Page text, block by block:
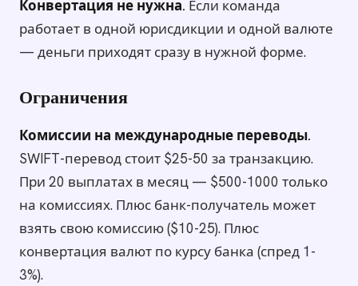
Конвертация не нужна. Если команда
работает в одной юрисдикции и одной валюте
— деньги приходят сразу в нужной форме.
Ограничения
Комиссии на международные переводы.
SWIFT-перевод стоит $25-50 за транзакцию.
При 20 выплатах в месяц — $500-1000 только
на комиссиях. Плюс банк-получатель может
взять свою комиссию ($10-25). Плюс
конвертация валют по курсу банка (спред 1-
3%).